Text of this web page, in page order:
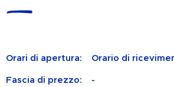
Orari di apertura: Orario di
Fascia di prezzo: -